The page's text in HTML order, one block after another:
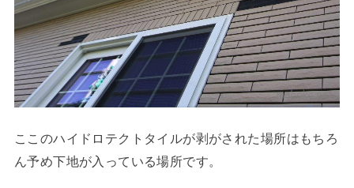
ここのハイドロテクトタイルが剥がされた場所はもちろ
ん予め下地が入っている場所です。